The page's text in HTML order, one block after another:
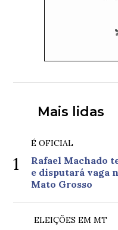
Mais lidas
1
É OFICIAL
Rafael Machado
e disputará vaga
Mato Grosso
ELEIÇÕES EM MT